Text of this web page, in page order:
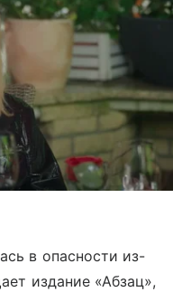
в опасности из-
издание «Абзац»,